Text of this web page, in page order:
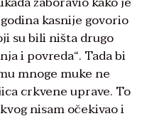
kasnije govorio
su bili ništa drugo
i povreda“. Tada bi
mnoge muke ne
crkvene uprave. To
nisam očekivao i